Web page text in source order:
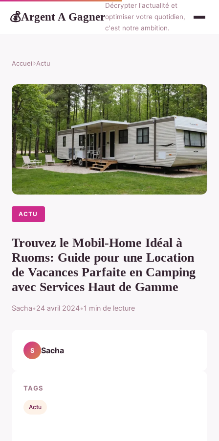
💰Argent A Gagner
Décrypter l'actualité et
optimiser votre quotidien,
c'est notre ambition.
Accueil›Actu
ACTU
Trouvez le Mobil-Home Idéal à
Ruoms: Guide pour une Location
de Vacances Parfaite en Camping
avec Services Haut de Gamme
Sacha•24 avril 2024•1 min de lecture
S Sacha
TAGS
Actu